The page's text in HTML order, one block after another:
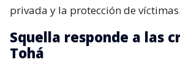
privada y la protección de víctimas.
Squella responde a las
Tohá